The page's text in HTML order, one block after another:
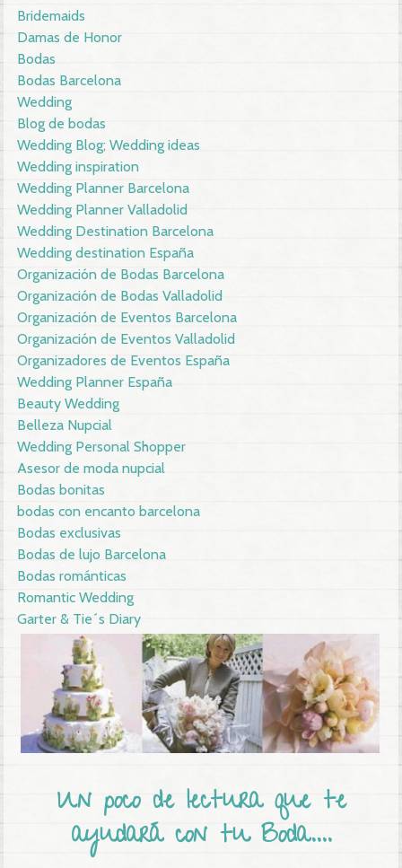
Bridemaids
Damas de Honor
Bodas
Bodas Barcelona
Wedding
Blog de bodas
Wedding Blog; Wedding ideas
Wedding inspiration
Wedding Planner Barcelona
Wedding Planner Valladolid
Wedding Destination Barcelona
Wedding destination España
Organización de Bodas Barcelona
Organización de Bodas Valladolid
Organización de Eventos Barcelona
Organización de Eventos Valladolid
Organizadores de Eventos España
Wedding Planner España
Beauty Wedding
Belleza Nupcial
Wedding Personal Shopper
Asesor de moda nupcial
Bodas bonitas
bodas con encanto barcelona
Bodas exclusivas
Bodas de lujo Barcelona
Bodas románticas
Romantic Wedding
Garter & Tie´s Diary
Un poco de lectura que te
ayudará con tu Boda....